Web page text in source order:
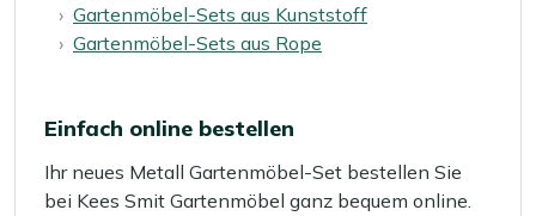
Gartenmöbel-Sets aus Kunststoff
Gartenmöbel-Sets aus Rope
Einfach online bestellen
Ihr neues Metall Gartenmöbel-Set bestellen Sie
bei Kees Smit Gartenmöbel ganz bequem online.